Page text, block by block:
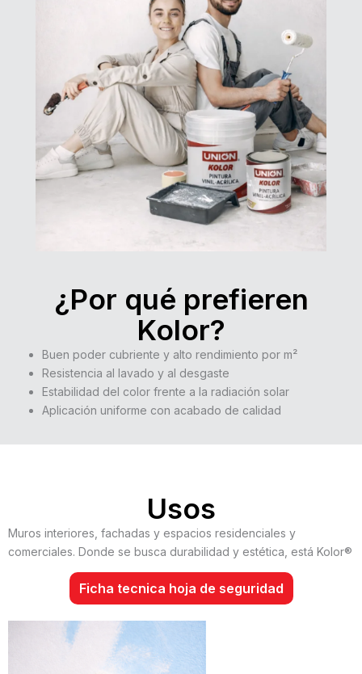
¿Por qué prefieren
Kolor?
Buen poder cubriente y alto rendimiento por m²
Resistencia al lavado y al desgaste
Estabilidad del color frente a la radiación solar
Aplicación uniforme con acabado de calidad
Usos
Muros interiores, fachadas y espacios residenciales y
comerciales. Donde se busca durabilidad y estética, está Kolor®
Ficha tecnica hoja de seguridad